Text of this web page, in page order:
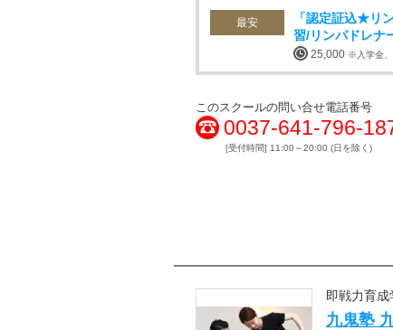
最安
「認定証込★リ
習/リンパドレナ
25,000 ※入学金、
このスクールの問い合せ電話番号
0037-641-796-
[受付時間] 11:00～20:00 (日を除く)
即戦力育成
九鬼塾